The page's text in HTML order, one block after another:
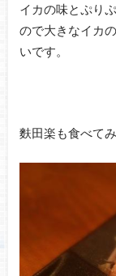
イカの味とぷり
ので大きなイカ
いです。
麩田楽も食べてみ